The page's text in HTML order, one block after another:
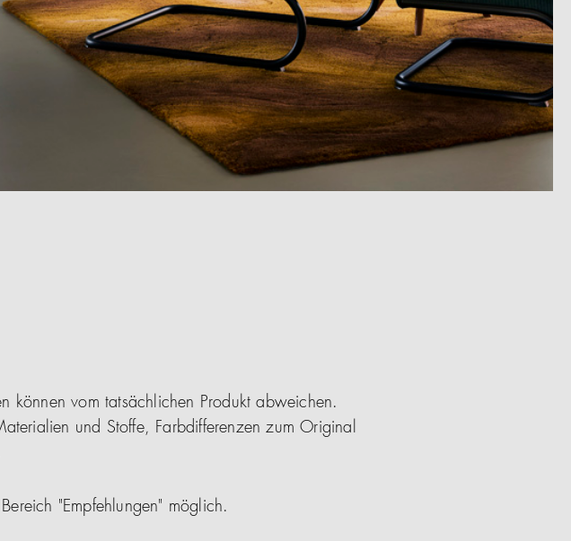
können vom tatsächlichen Produkt abweichen.
und Stoffe, Farbdifferenzen zum Original
"Empfehlungen" möglich.